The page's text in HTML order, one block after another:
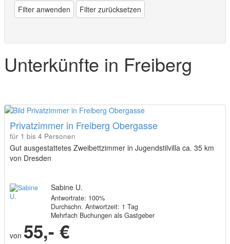
Filter anwenden Filter zurücksetzen
Unterkünfte in Freiberg
Privatzimmer in Freiberg Obergasse
für 1 bis 4 Personen
Gut ausgestattetes Zweibettzimmer in Jugendstilvilla ca. 35 km
von Dresden
Sabine U.
Antwortrate: 100%
Durchschn. Antwortzeit: 1 Tag
Mehrfach Buchungen als Gastgeber
von 55,- €